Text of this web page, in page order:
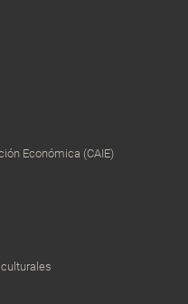
Económica (CAIE)